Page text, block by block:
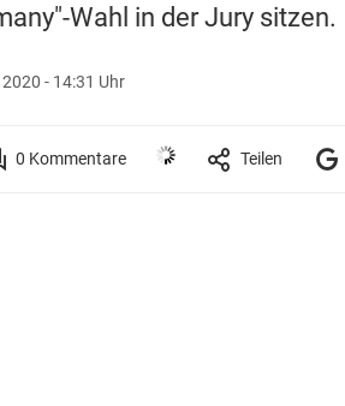
Wahl in der Jury sitzen.
- 14:31 Uhr
0 Kommentare Teilen